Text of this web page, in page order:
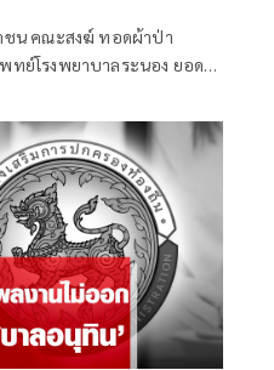
ชน คณะสงฆ์ ทอดผ้าป่า
ย์โรงพยาบาลระนอง ยอด
ตถุประสงค์